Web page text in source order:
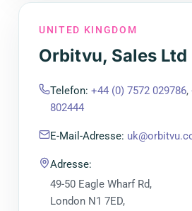
UNITED KINGDOM
Orbitvu, Sales Ltd
Telefon: +44 (0) 7572 029786,
802444
E-Mail-Adresse:
Adresse:
49-50 Eagle Wharf Rd,
London N1 7ED,